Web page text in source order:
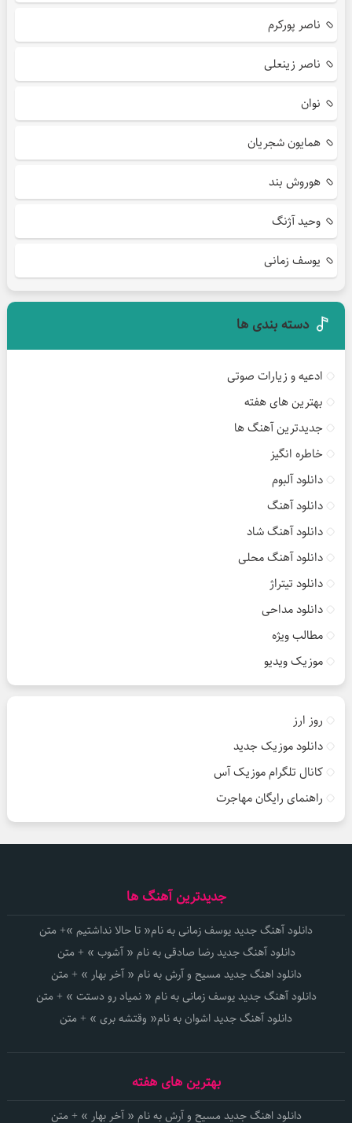
ناصر پورکرم
ناصر زینعلی
نوان
همایون شجریان
هوروش بند
وحید آژنگ
یوسف زمانی
دسته بندی ها
ادعیه و زیارات صوتی
بهترین های هفته
جدیدترین آهنگ ها
خاطره انگیز
دانلود آلبوم
دانلود آهنگ
دانلود آهنگ شاد
دانلود آهنگ محلی
دانلود تیتراژ
دانلود مداحی
مطالب ویژه
موزیک ویدیو
روز ارز
دانلود موزیک جدید
کانال تلگرام موزیک آس
راهنمای رایگان مهاجرت
جدیدترین آهنگ ها
دانلود آهنگ جدید یوسف زمانی به نام« تا حالا نداشتیم »+ متن
دانلود آهنگ جدید رضا صادقی به نام « آشوب » + متن
دانلود اهنگ جدید مسیح و آرش به نام « آخر بهار » + متن
دانلود آهنگ جدید یوسف زمانی به نام « نمیاد رو دستت » + متن
دانلود آهنگ جدید اشوان به نام« وقتشه بری » + متن
بهترین های هفته
دانلود اهنگ جدید مسیح و آرش به نام « آخر بهار » + متن